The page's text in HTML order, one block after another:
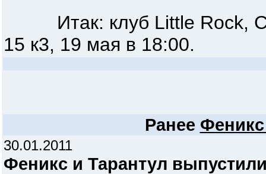
Итак: клуб Little Rock,
15 к3, 19 мая в 18:00.
Ранее
30.01.2011
Феникс и Тарантул